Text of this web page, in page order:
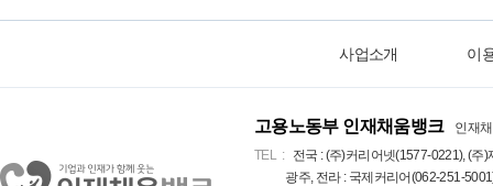
사업소개 이
고용노동부 인재채움뱅크
인재
TEL
전국 : (주)커리어넷(1577-0221), (
광주, 전라 : 국제커리어(062-251-